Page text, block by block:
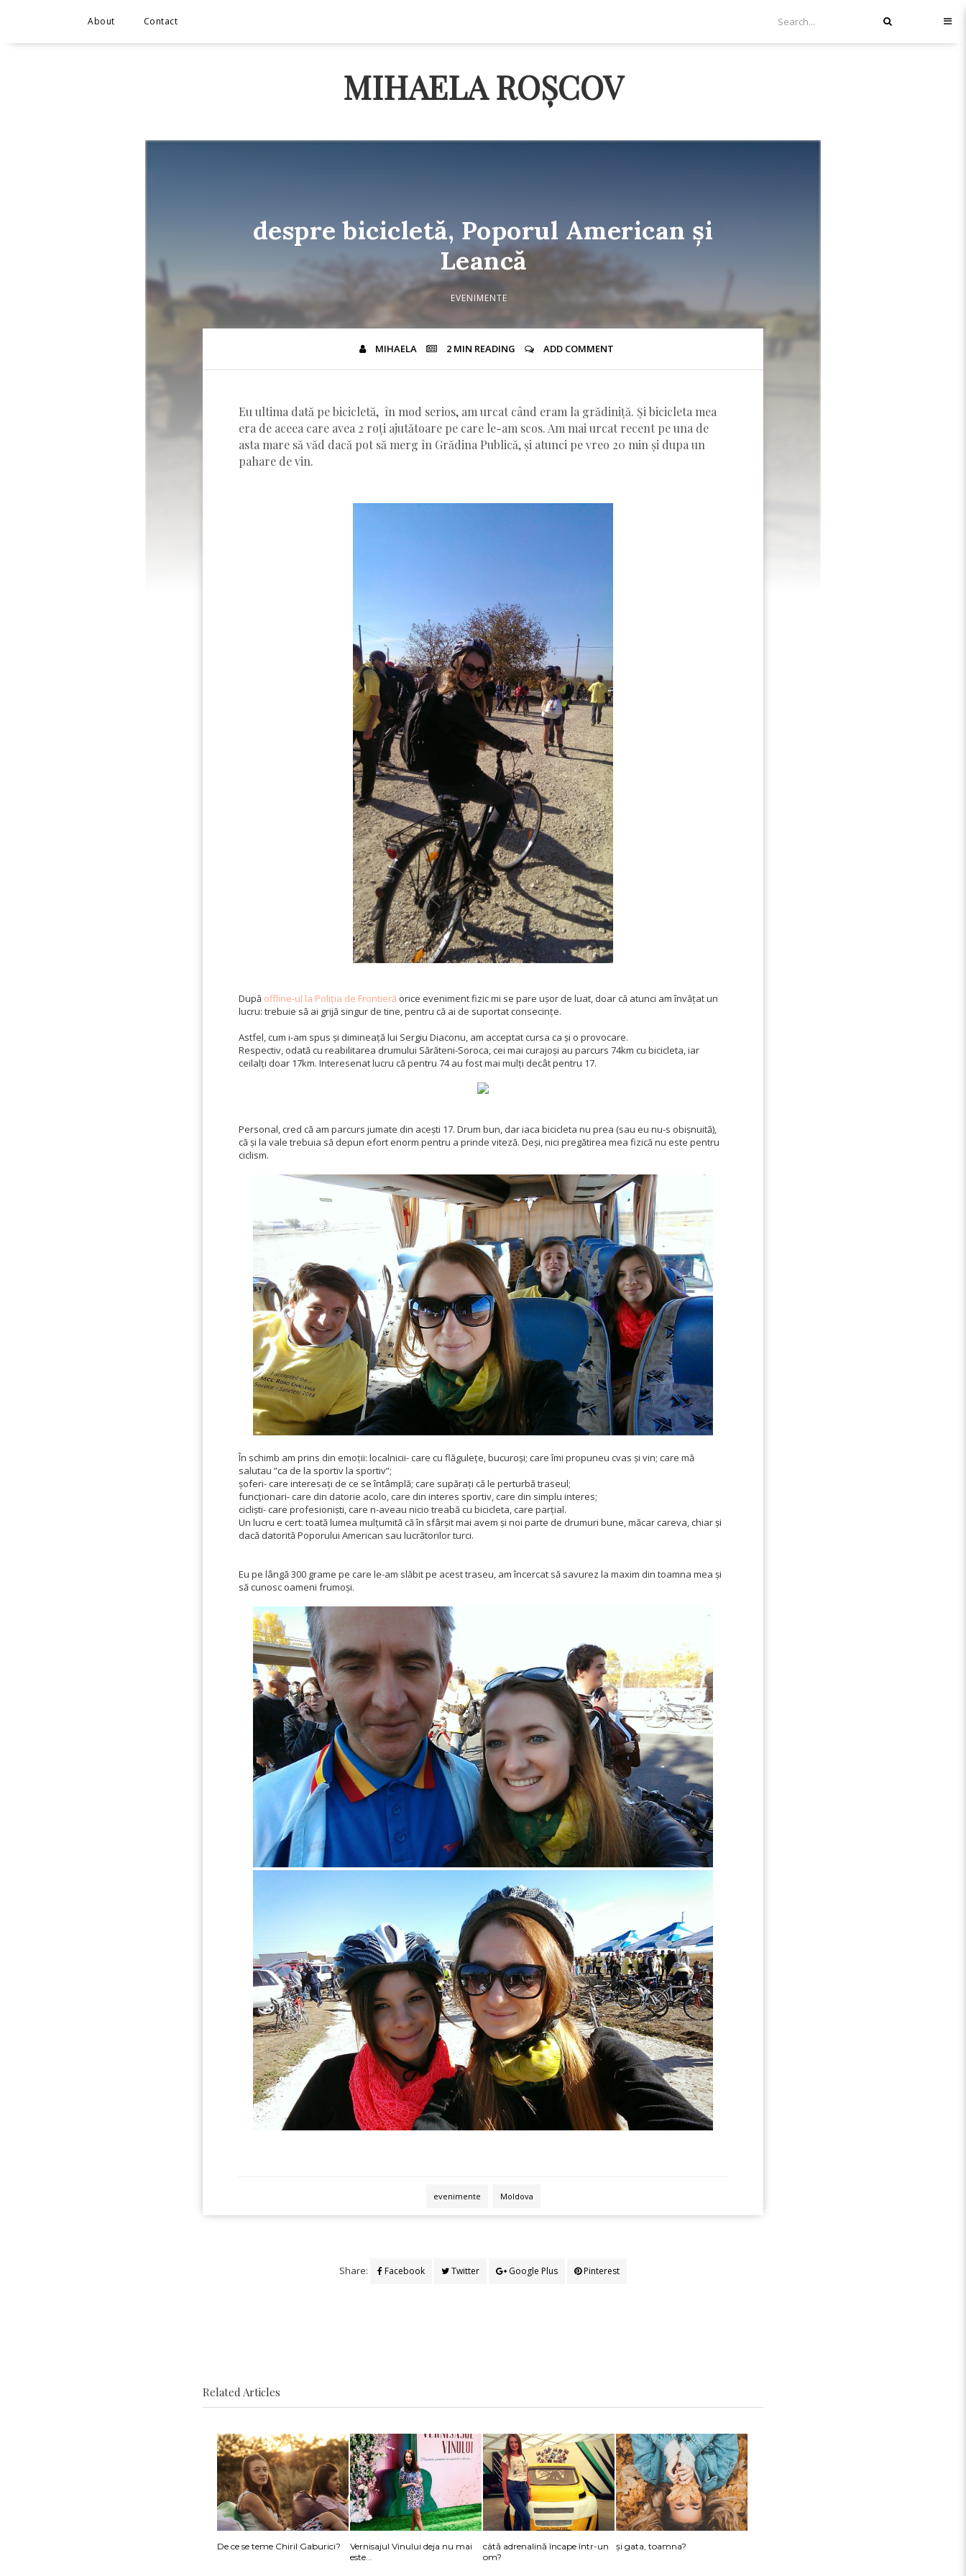
About Contact
MIHAELA ROȘCOV
despre bicicletă, Poporul American și
Leancă
EVENIMENTE
MIHAELA 2 MIN READING ADD COMMENT
Eu ultima dată pe bicicletă, în mod serios, am urcat când eram la grădiniță. Și bicicleta mea
era de aceea care avea 2 roți ajutătoare pe care le-am scos. Am mai urcat recent pe una de
asta mare să văd dacă pot să merg în Grădina Publică, și atunci pe vreo 20 min și dupa un
pahare de vin.
După offline-ul la Poliția de Frontieră orice eveniment fizic mi se pare ușor de luat, doar că atunci am învățat un
lucru: trebuie să ai grijă singur de tine, pentru că ai de suportat consecințe.
Astfel, cum i-am spus și dimineață lui Sergiu Diaconu, am acceptat cursa ca și o provocare.
Respectiv, odată cu reabilitarea drumului Sărăteni-Soroca, cei mai curajoși au parcurs 74km cu bicicleta, iar
ceilalți doar 17km. Interesenat lucru că pentru 74 au fost mai mulți decât pentru 17.
Personal, cred că am parcurs jumate din acești 17. Drum bun, dar iaca bicicleta nu prea (sau eu nu-s obișnuită),
că și la vale trebuia să depun efort enorm pentru a prinde viteză. Deși, nici pregătirea mea fizică nu este pentru
ciclism.
În schimb am prins din emoții: localnicii- care cu flăgulețe, bucuroși; care îmi propuneu cvas și vin; care mă
salutau ”ca de la sportiv la sportiv”;
șoferi- care interesați de ce se întâmplă; care supărați că le perturbă traseul;
funcționari- care din datorie acolo, care din interes sportiv, care din simplu interes;
cicliști- care profesioniști, care n-aveau nicio treabă cu bicicleta, care parțial.
Un lucru e cert: toată lumea mulțumită că în sfârșit mai avem și noi parte de drumuri bune, măcar careva, chiar și
dacă datorită Poporului American sau lucrătorilor turci.
Eu pe lângă 300 grame pe care le-am slăbit pe acest traseu, am încercat să savurez la maxim din toamna mea și
să cunosc oameni frumoși.
evenimente Moldova
Share: Facebook Twitter Google Plus Pinterest
Related Articles
De ce se teme Chiril Gaburici?
Vernisajul Vinului deja nu mai
este...
câtă adrenalină încape într-un
om?
și gata, toamna?